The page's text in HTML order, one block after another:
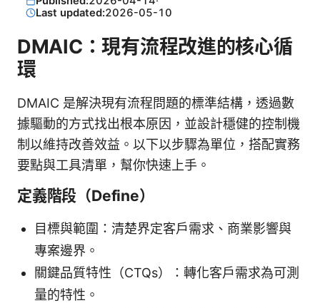
Last updated:2026-05-10
DMAIC：現有流程改進的核心循
環
DMAIC 是解決現有流程問題的標準結構，透過數
據驅動的方式找出根本原因，並設計穩健的控制機
制以維持改善效益。以下以步驟為單位，搭配實務
要點與工具清單，幫你快速上手。
定義階段（Define）
目標與範圍：清楚界定客戶需求、商業影響與
專案邊界。
關鍵品質特性（CTQs）：轉化客戶需求為可測
量的特性。